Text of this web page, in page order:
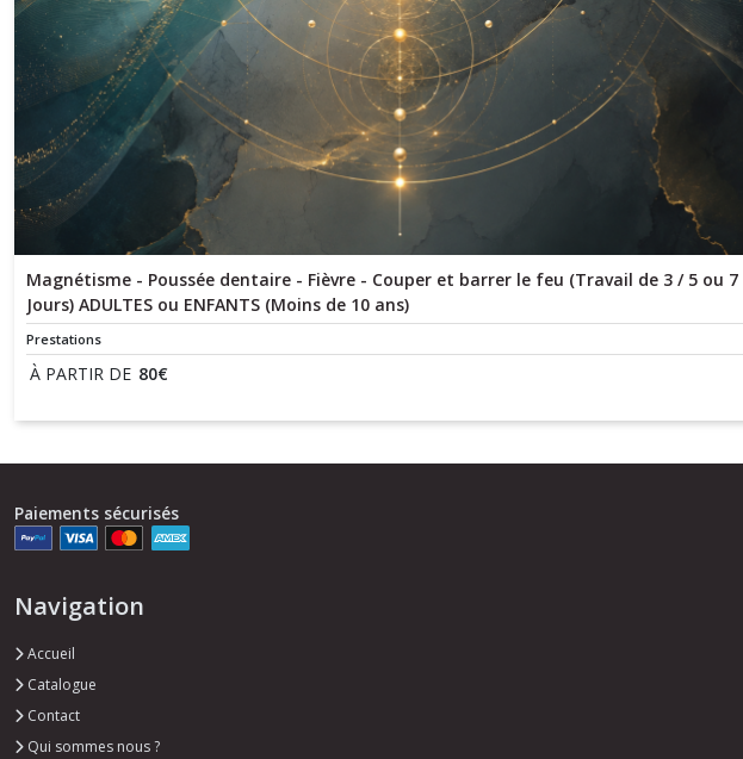
Magnétisme - Poussée dentaire - Fièvre - Couper et barrer le feu (Travail de 3 / 5 ou 7
Jours) ADULTES ou ENFANTS (Moins de 10 ans)
Prestations
À PARTIR DE 80€
Paiements sécurisés
Navigation
Accueil
Catalogue
Contact
Qui sommes nous ?